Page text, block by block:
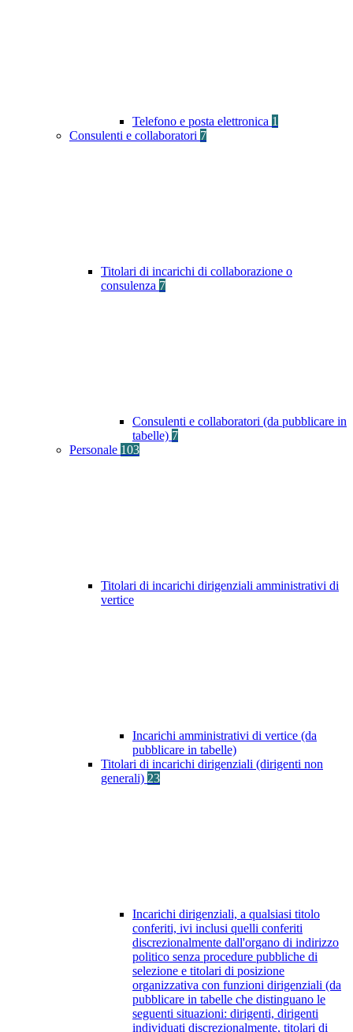
Telefono e posta elettronica 1
Consulenti e collaboratori 7
Titolari di incarichi di collaborazione o
consulenza 7
Consulenti e collaboratori (da pubblicare in
tabelle) 7
Personale 103
Titolari di incarichi dirigenziali amministrativi di
vertice
Incarichi amministrativi di vertice (da
pubblicare in tabelle)
Titolari di incarichi dirigenziali (dirigenti non
generali) 23
Incarichi dirigenziali, a qualsiasi titolo
conferiti, ivi inclusi quelli conferiti
discrezionalmente dall'organo di indirizzo
politico senza procedure pubbliche di
selezione e titolari di posizione
organizzativa con funzioni dirigenziali (da
pubblicare in tabelle che distinguano le
seguenti situazioni: dirigenti, dirigenti
individuati discrezionalmente, titolari di